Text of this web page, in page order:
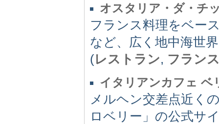
オスタリア・ダ・チ
フランス料理をベー
など、広く地中海世
(レストラン, フラン
イタリアンカフェ ベ
メルヘン交差点近く
ロベリー」の公式サ